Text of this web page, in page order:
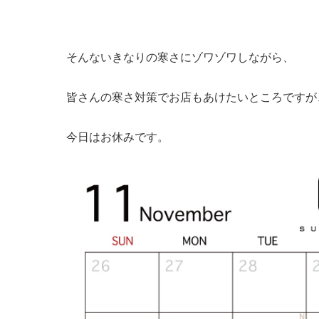
そんないきなりの寒さにゾワゾワしながら、
皆さんの寒さ対策でお店もあけたいところですが
今日はお休みです。